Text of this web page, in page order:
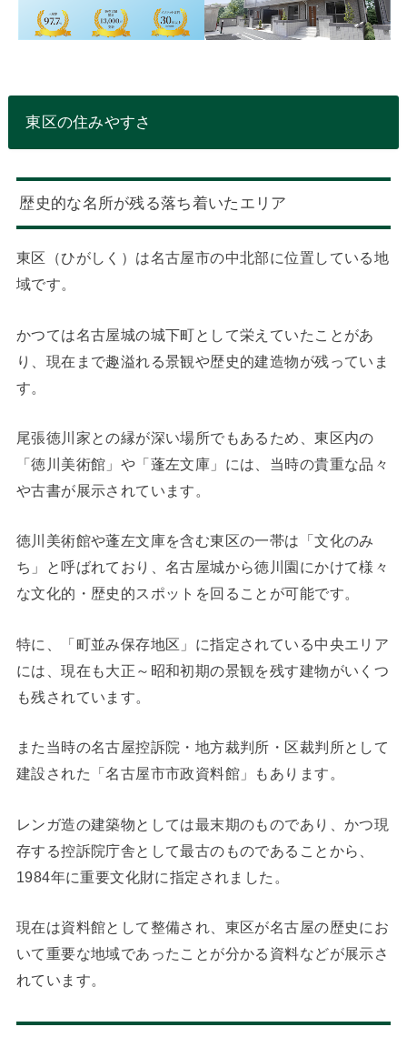
東区の住みやすさ
歴史的な名所が残る落ち着いたエリア
東区（ひがしく）は名古屋市の中北部に位置している地
域です。
かつては名古屋城の城下町として栄えていたことがあ
り、現在まで趣溢れる景観や歴史的建造物が残っていま
す。
尾張徳川家との縁が深い場所でもあるため、東区内の
「徳川美術館」や「蓬左文庫」には、当時の貴重な品々
や古書が展示されています。
徳川美術館や蓬左文庫を含む東区の一帯は「文化のみ
ち」と呼ばれており、名古屋城から徳川園にかけて様々
な文化的・歴史的スポットを回ることが可能です。
特に、「町並み保存地区」に指定されている中央エリア
には、現在も大正～昭和初期の景観を残す建物がいくつ
も残されています。
また当時の名古屋控訴院・地方裁判所・区裁判所として
建設された「名古屋市市政資料館」もあります。
レンガ造の建築物としては最末期のものであり、かつ現
存する控訴院庁舎として最古のものであることから、
1984年に重要文化財に指定されました。
現在は資料館として整備され、東区が名古屋の歴史にお
いて重要な地域であったことが分かる資料などが展示さ
れています。